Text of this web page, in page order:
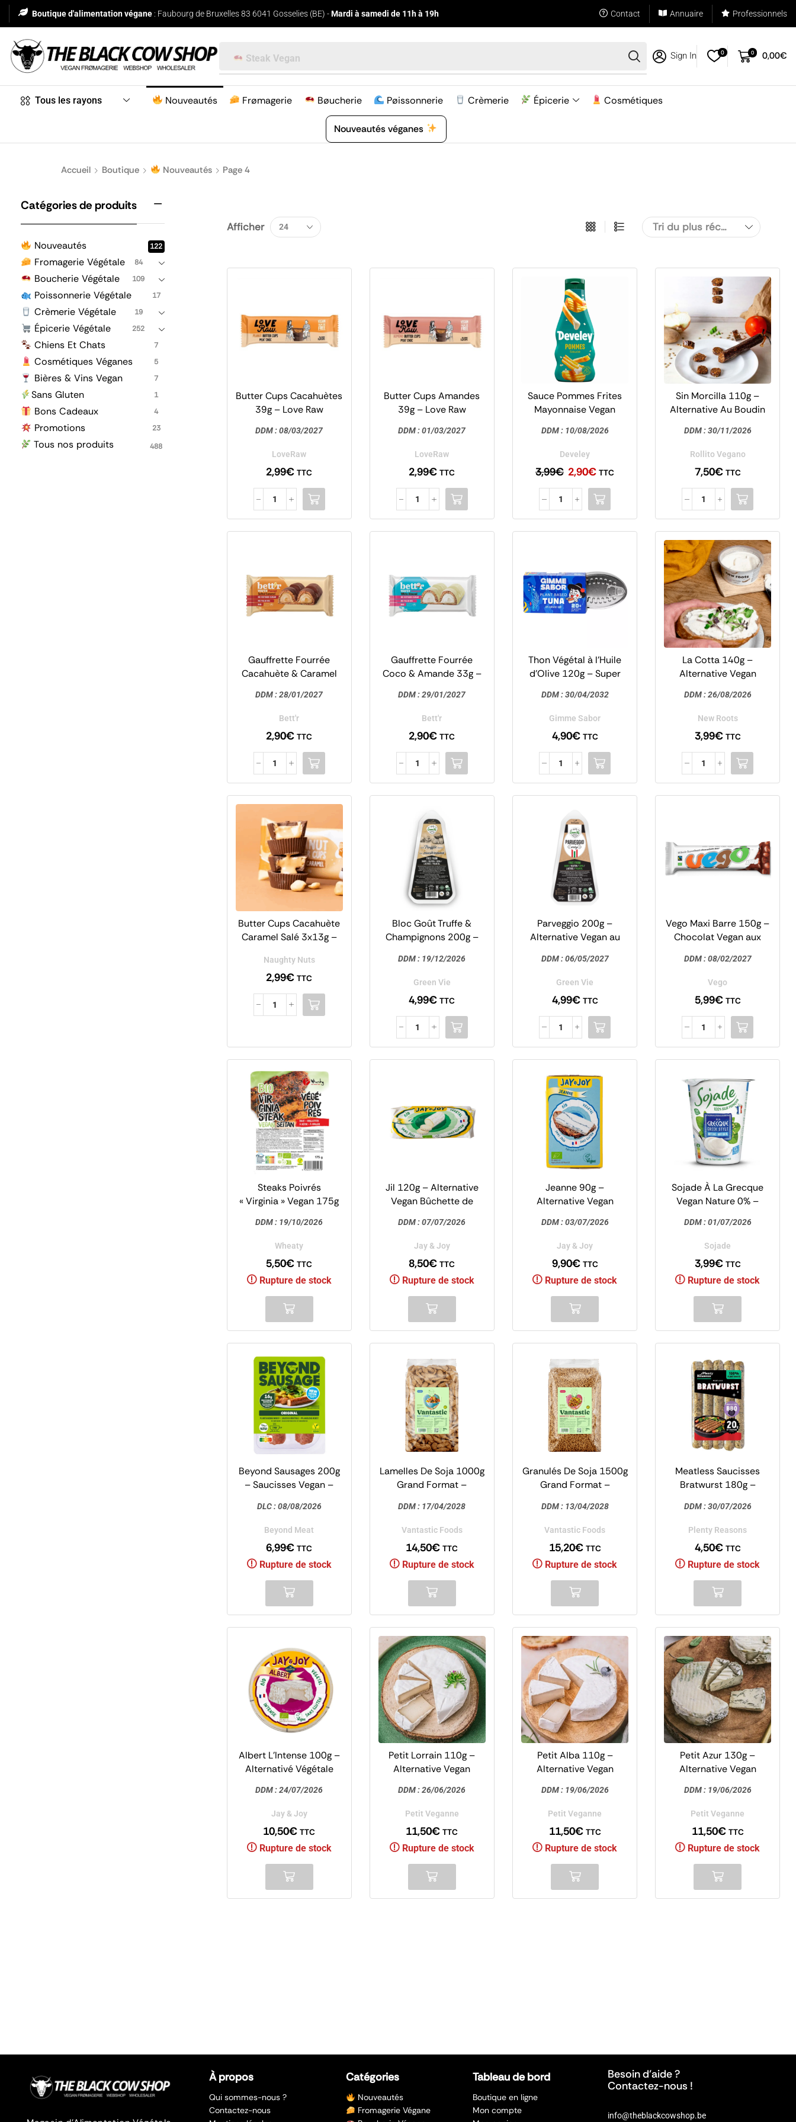
Boutique d'alimentation végane : Faubourg de Bruxelles 83 6041 Gosselies (BE) -Mardi à samedi de 11h à 19h Contact Annuaire Professionnels
Steak Vegan Sign In 0 0 0,00€
Tous les rayons Nouveautés Frømagerie Bøucherie Pøissonnerie Crèmerie Épicerie Cosmétiques
Nouveautés véganes
Accueil Boutique Nouveautés Page 4
Catégories de produits
Nouveautés 122
Fromagerie Végétale 84
Boucherie Végétale 109
Poissonnerie Végétale 17
Crèmerie Végétale 19
Épicerie Végétale 252
Chiens Et Chats 7
Cosmétiques Véganes 5
Bières & Vins Vegan 7
Sans Gluten 1
Bons Cadeaux 4
Promotions 23
Tous nos produits 488
Afficher
Butter Cups Cacahuètes
39g – Love Raw
DDM : 08/03/2027
LoveRaw
2,99€ TTC
Butter Cups Amandes
39g – Love Raw
DDM : 01/03/2027
LoveRaw
2,99€ TTC
27
%
Sauce Pommes Frites
Mayonnaise Vegan
DDM : 10/08/2026
Develey
3,99€ 2,90€ TTC
Sin Morcilla 110g –
Alternative Au Boudin
Vegano
DDM : 30/11/2026
Rollito Vegano
7,50€ TTC
Gauffrette Fourrée
Cacahuète & Caramel
DDM : 28/01/2027
Bett'r
2,90€ TTC
Gauffrette Fourrée
Coco & Amande 33g –
DDM : 29/01/2027
Bett'r
2,90€ TTC
Thon Végétal à l’Huile
d’Olive 120g – Super
DDM : 30/04/2032
Gimme Sabor
4,90€ TTC
La Cotta 140g –
Alternative Vegan
DDM : 26/08/2026
New Roots
3,99€ TTC
Butter Cups Cacahuète
Caramel Salé 3x13g –
Naughty Nuts
2,99€ TTC
Bloc Goût Truffe &
Champignons 200g –
DDM : 19/12/2026
Green Vie
4,99€ TTC
Parveggio 200g –
Alternative Vegan au
DDM : 06/05/2027
Green Vie
4,99€ TTC
Vego Maxi Barre 150g –
Chocolat Vegan aux
DDM : 08/02/2027
Vego
5,99€ TTC
Steaks Poivrés
« Virginia » Vegan 175g
DDM : 19/10/2026
Wheaty
5,50€ TTC
Rupture de stock
Jil 120g – Alternative
Vegan Bûchette de
DDM : 07/07/2026
Jay & Joy
8,50€ TTC
Rupture de stock
Jeanne 90g –
Alternative Vegan
Joy
DDM : 03/07/2026
Jay & Joy
9,90€ TTC
Rupture de stock
Sojade À La Grecque
Vegan Nature 0% –
DDM : 01/07/2026
Sojade
3,99€ TTC
Rupture de stock
Beyond Sausages 200g
– Saucisses Vegan –
DLC :08/08/2026
Beyond Meat
6,99€ TTC
Rupture de stock
Lamelles De Soja 1000g
Grand Format –
Texturé – Vantastic
DDM : 17/04/2028
Vantastic Foods
14,50€ TTC
Rupture de stock
Granulés De Soja 1500g
Grand Format –
Texturé – Vantastic
DDM : 13/04/2028
Vantastic Foods
15,20€ TTC
Rupture de stock
Meatless Saucisses
Bratwurst 180g –
Reasons
DDM : 30/07/2026
Plenty Reasons
4,50€ TTC
Rupture de stock
Albert L’Intense 100g –
Alternativé Végétale
& Joy – Les Nouveaux
Affineurs
DDM : 24/07/2026
Jay & Joy
10,50€ TTC
Rupture de stock
Petit Lorrain 110g –
Alternative Vegan
Camembert – Petit
Veganne
DDM : 26/06/2026
Petit Veganne
11,50€ TTC
Rupture de stock
Petit Alba 110g –
Alternative Vegan
Camembert de Chèvre –
Petit Veganne
DDM : 19/06/2026
Petit Veganne
11,50€ TTC
Rupture de stock
Petit Azur 130g –
Alternative Vegan
Doux – Petit Veganne
DDM : 19/06/2026
Petit Veganne
11,50€ TTC
Rupture de stock
À propos
Qui sommes-nous ?
Contactez-nous
Catégories
Nouveautés
Fromagerie Végane
Tableau de bord
Boutique en ligne
Mon compte
Besoin d’aide ?
Contactez-nous !
info@theblackcowshop.be